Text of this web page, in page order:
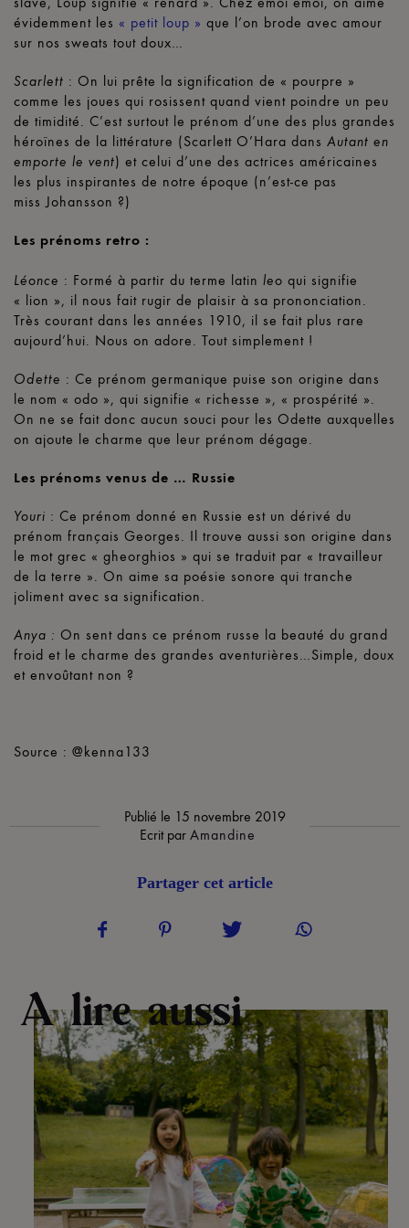
évidemment les « petit loup » que l’on brode avec amour
sur nos sweats tout doux…
Scarlett : On lui prête la signification de « pourpre »
comme les joues qui rosissent quand vient poindre un peu
de timidité. C’est surtout le prénom d’une des plus grandes
héroïnes de la littérature (Scarlett O’Hara dans Autant en
emporte le vent) et celui d’une des actrices américaines
les plus inspirantes de notre époque (n’est-ce pas
miss Johansson ?)
Les prénoms retro :
Léonce : Formé à partir du terme latin leo qui signifie
« lion », il nous fait rugir de plaisir à sa prononciation.
Très courant dans les années 1910, il se fait plus rare
aujourd’hui. Nous on adore. Tout simplement !
Odette : Ce prénom germanique puise son origine dans
le nom « odo », qui signifie « richesse », « prospérité ».
On ne se fait donc aucun souci pour les Odette auxquelles
on ajoute le charme que leur prénom dégage.
Les prénoms venus de … Russie
Youri : Ce prénom donné en Russie est un dérivé du
prénom français Georges. Il trouve aussi son origine dans
le mot grec « gheorghios » qui se traduit par « travailleur
de la terre ». On aime sa poésie sonore qui tranche
joliment avec sa signification.
Anya : On sent dans ce prénom russe la beauté du grand
froid et le charme des grandes aventurières…Simple, doux
et envoûtant non ?
Source : @kenna133
Publié le 15 novembre 2019
Ecrit par Amandine
Partager cet article
A lire aussi